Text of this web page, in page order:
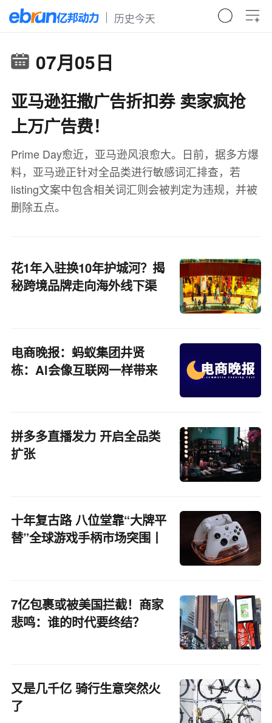
历史今天
07月05日
亚马逊狂撒广告折扣券 卖家疯抢
上万广告费！
Prime Day愈近，亚马逊风浪愈大。日前，据多方爆
料，亚马逊正针对全品类进行敏感词汇排查，若
listing文案中包含相关词汇则会被判定为违规，并被
删除五点。
花1年入驻换10年护城河？揭
秘跨境品牌走向海外线下渠
电商晚报：蚂蚁集团井贤
栋：Al会像互联网一样带来
拼多多直播发力 开启全品类
扩张
十年复古路 八位堂靠“大牌平
替”全球游戏手柄市场突围丨
7亿包裹或被美国拦截！商家
悲鸣：谁的时代要终结？
又是几千亿 骑行生意突然火
了